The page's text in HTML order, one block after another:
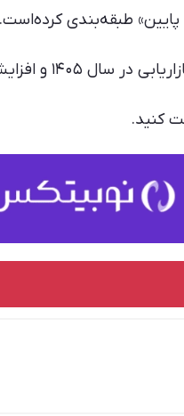
پایین» طبقه‌بندی کرده‌است.
کنید.